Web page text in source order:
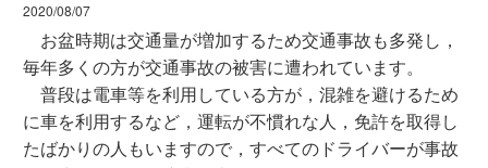
2020/08/07
お盆時期は交通量が増加するため交通事故も多発し，
毎年多くの方が交通事故の被害に遭われています。
普段は電車等を利用している方が，混雑を避けるため
に車を利用するなど，運転が不慣れな人，免許を取得し
たばかりの人もいますので，すべてのドライバーが事故